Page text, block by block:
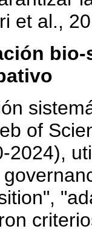
et al.,
of
2024),